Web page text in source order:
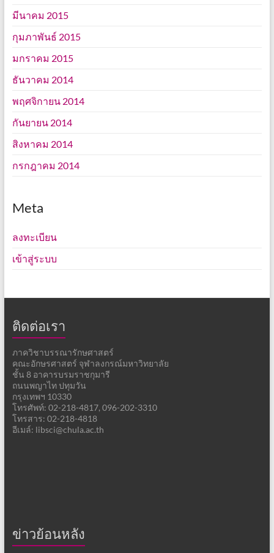
มีนาคม 2015
กุมภาพันธ์ 2015
มกราคม 2015
ธันวาคม 2014
พฤศจิกายน 2014
กันยายน 2014
สิงหาคม 2014
กรกฎาคม 2014
Meta
ลงทะเบียน
เข้าสู่ระบบ
ติดต่อเรา
ภาควิชาบรรณารักษศาสตร์
คณะอักษรศาสตร์ จุฬาลงกรณ์มหาวิทยาลัย
ชั้น 8 อาคารบรมราชกุมารี
ถนนพญาไท ปทุมวัน
กรุงเทพฯ 10330
โทรศัพท์: 02-218-4817, 096-202-3310
โทรสาร: 02-218-4818
อีเมล์: libsci@chula.ac.th
ข่าวย้อนหลัง